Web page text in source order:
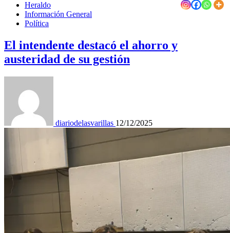
Heraldo
Información General
Política
El intendente destacó el ahorro y
austeridad de su gestión
diariodelasvarillas 12/12/2025